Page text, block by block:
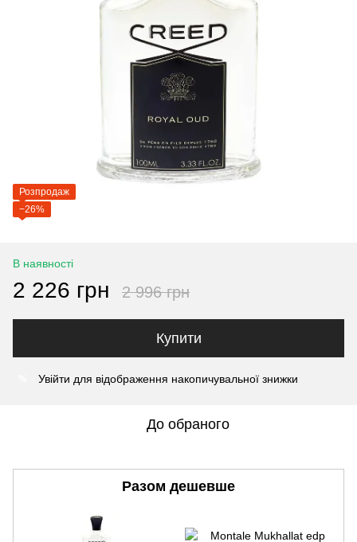
Розпродаж
−26%
В наявності
2 226 грн 2 996 грн
Купити
Увійти для відображення накопичувальної знижки
До обраного
Разом дешевше